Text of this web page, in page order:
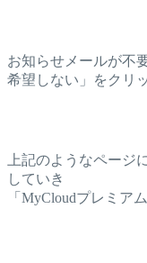
お知らせメールが不
希望しない」をクリ
上記のようなページ
していき
「MyCloudプレミア